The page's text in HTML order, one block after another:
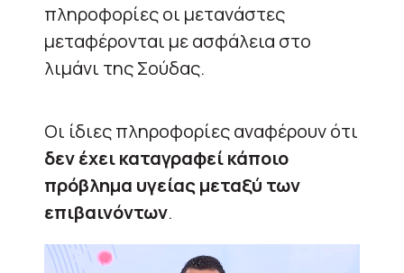
πληροφορίες οι μετανάστες
μεταφέρονται με ασφάλεια στο
λιμάνι της Σούδας.
Οι ίδιες πληροφορίες αναφέρουν ότι
δεν έχει καταγραφεί κάποιο
πρόβλημα υγείας μεταξύ των
επιβαινόντων.